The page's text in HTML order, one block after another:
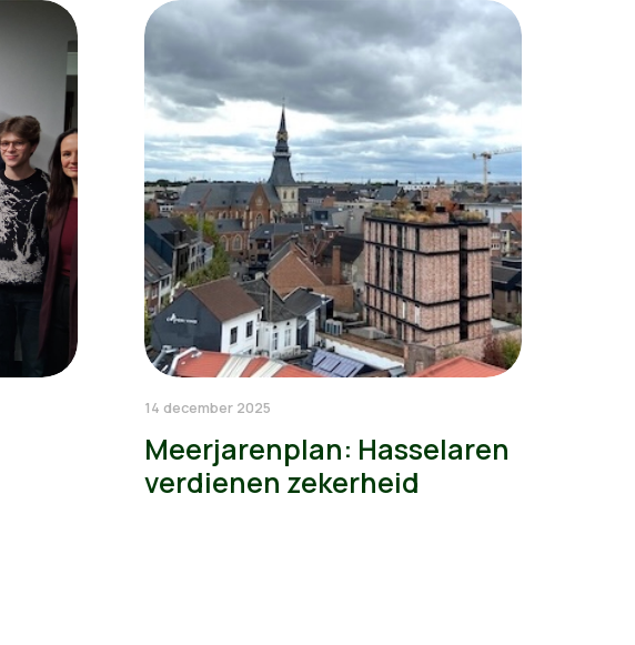
14 december 2025
Meerjarenplan: Hasselaren
verdienen zekerheid